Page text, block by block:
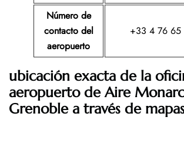
Número de
contacto del
aeropuerto
+33 4 76 65
ubicación exacta de la
aeropuerto de Aire
Grenoble a través de